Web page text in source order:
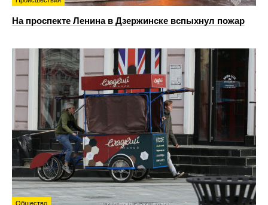
На проспекте Ленина в Дзержинске вспыхнул пожар
Общество